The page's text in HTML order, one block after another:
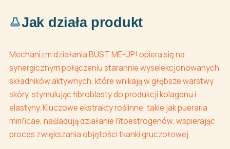
Jak działa produkt
Mechanizm działania BUST ME-UP! opiera się na
synergicznym połączeniu starannie wyselekcjonowanych
składników aktywnych, które wnikają w głębsze warstwy
skóry, stymulując fibroblasty do produkcji kolagenu i
elastyny. Kluczowe ekstrakty roślinne, takie jak pueraria
mirificae, naśladują działanie fitoestrogenów, wspierając
proces zwiększania objętości tkanki gruczołowej.